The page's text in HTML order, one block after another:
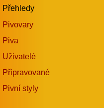
Přehledy
Pivovary
Piva
Uživatelé
Připravované
Pivní styly